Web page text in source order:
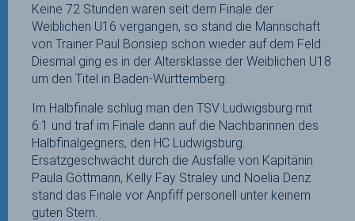
Keine 72 Stunden waren seit dem Finale der
Weiblichen U16 vergangen, so stand die Mannschaft
von Trainer Paul Bonsiep schon wieder auf dem Feld.
Diesmal ging es in der Altersklasse der Weiblichen U18
um den Titel in Baden-Württemberg.
Im Halbfinale schlug man den TSV Ludwigsburg mit
6:1 und traf im Finale dann auf die Nachbarinnen des
Halbfinalgegners, den HC Ludwigsburg.
Ersatzgeschwächt durch die Ausfälle von Kapitänin
Paula Göttmann, Kelly Fay Straley und Noelia Denz
stand das Finale vor Anpfiff personell unter keinem
guten Stern.